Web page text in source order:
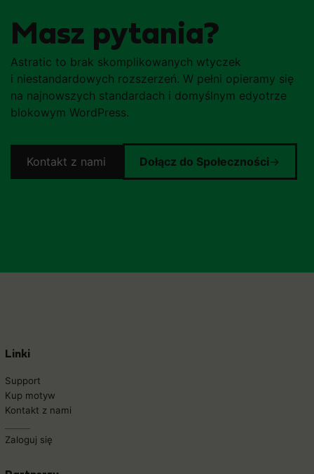
Masz pytania?
Astratic to brak skomplikowanych wtyczek
i niestandardowych rozszerzeń. W pełni opieramy się
na najnowszych standardach i domyślnym edyotrze
blokowym WordPress.
Kontakt z nami Dołącz do Społeczności→
Linki
Support
Kup motyw
Kontakt z nami
Zaloguj się